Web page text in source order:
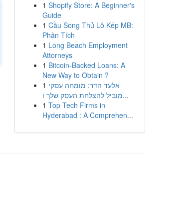
1 Shopify Store: A Beginner's
Guide
1 Cầu Song Thủ Lô Kép MB:
Phân Tích
1 Long Beach Employment
Attorneys
1 Bitcoin-Backed Loans: A
New Way to Obtain ?
1 אלעד הדר: מומחה עסקי
מוביל להצלחת העסק שלך ו...
1 Top Tech Firms in
Hyderabad : A Comprehen...